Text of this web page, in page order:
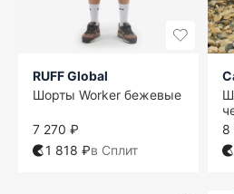
RUFF Global
Шорты Worker бежевые
7 270 ₽
1 818 ₽в Сплит
8